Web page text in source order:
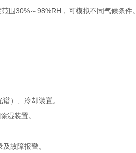
围30%～98%RH，可模拟不同气候条件。
）、冷却装置。
湿装置。
故障报警。